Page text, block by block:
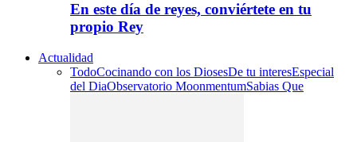
En este día de reyes, conviértete en tu
propio Rey
Actualidad
TodoCocinando con los DiosesDe tu interesEspecial
del DiaObservatorio MoonmentumSabias Que